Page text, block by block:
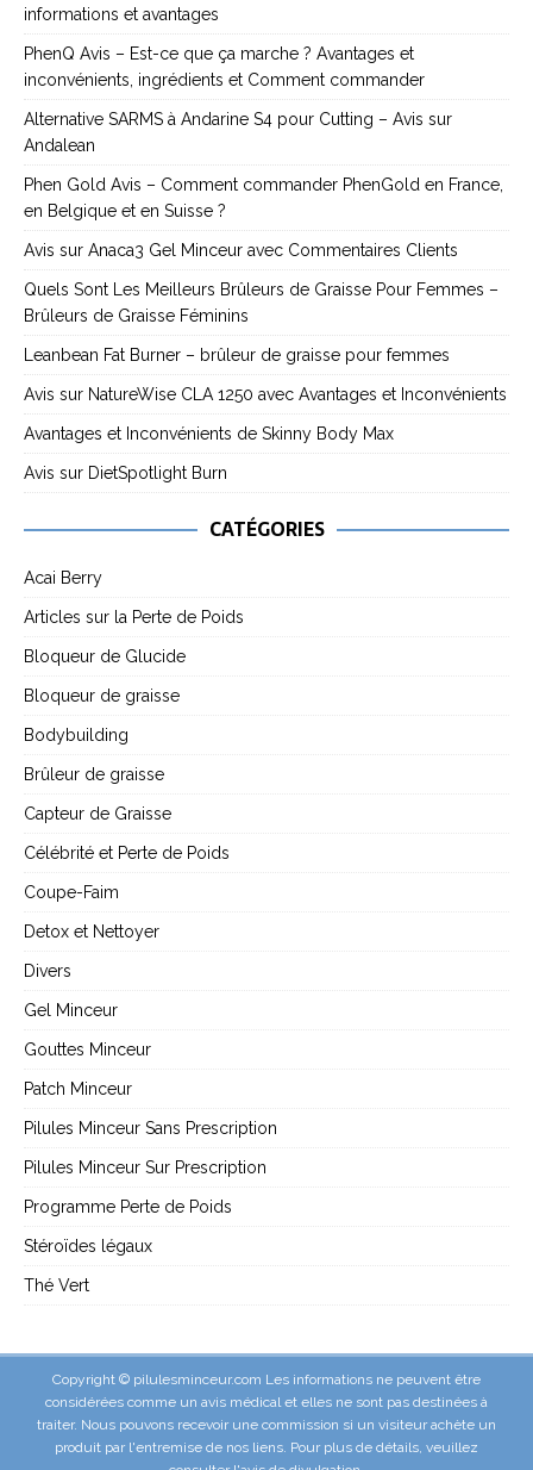
informations et avantages
PhenQ Avis – Est-ce que ça marche ? Avantages et
inconvénients, ingrédients et Comment commander
Alternative SARMS à Andarine S4 pour Cutting – Avis sur
Andalean
Phen Gold Avis – Comment commander PhenGold en France,
en Belgique et en Suisse ?
Avis sur Anaca3 Gel Minceur avec Commentaires Clients
Quels Sont Les Meilleurs Brûleurs de Graisse Pour Femmes –
Brûleurs de Graisse Féminins
Leanbean Fat Burner – brûleur de graisse pour femmes
Avis sur NatureWise CLA 1250 avec Avantages et Inconvénients
Avantages et Inconvénients de Skinny Body Max
Avis sur DietSpotlight Burn
CATÉGORIES
Acai Berry
Articles sur la Perte de Poids
Bloqueur de Glucide
Bloqueur de graisse
Bodybuilding
Brûleur de graisse
Capteur de Graisse
Célébrité et Perte de Poids
Coupe-Faim
Detox et Nettoyer
Divers
Gel Minceur
Gouttes Minceur
Patch Minceur
Pilules Minceur Sans Prescription
Pilules Minceur Sur Prescription
Programme Perte de Poids
Stéroïdes légaux
Thé Vert
Copyright © pilulesminceur.com Les informations ne peuvent être
considérées comme un avis médical et elles ne sont pas destinées à
traiter. Nous pouvons recevoir une commission si un visiteur achète un
produit par l'entremise de nos liens. Pour plus de détails, veuillez